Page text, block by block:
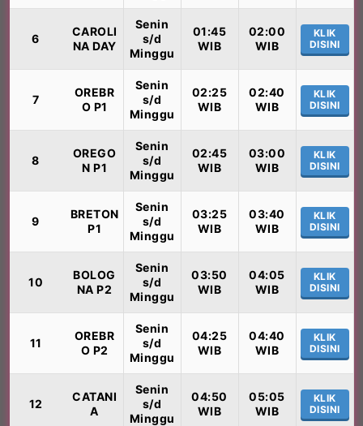
6
CAROLI
NA DAY
Senin
s/d
Minggu
01:45
WIB
02:00
WIB
KLIK
DISINI
7
OREBR
O P1
Senin
s/d
Minggu
02:25
WIB
02:40
WIB
KLIK
DISINI
8
OREGO
N P1
Senin
s/d
Minggu
02:45
WIB
03:00
WIB
KLIK
DISINI
9
BRETON
P1
Senin
s/d
Minggu
03:25
WIB
03:40
WIB
KLIK
DISINI
10
BOLOG
NA P2
Senin
s/d
Minggu
03:50
WIB
04:05
WIB
KLIK
DISINI
11
OREBR
O P2
Senin
s/d
Minggu
04:25
WIB
04:40
WIB
KLIK
DISINI
12
CATANI
A
Senin
s/d
Minggu
04:50
WIB
05:05
WIB
KLIK
DISINI